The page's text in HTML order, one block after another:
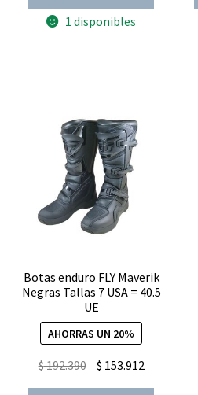
era:
$ 192.390.
es:
1 disponibles
Botas enduro FLY Maverik
Negras Tallas 7 USA = 40.5
UE
AHORRAS UN 20%
$192.390 El
precio
$ 153.912El
precio